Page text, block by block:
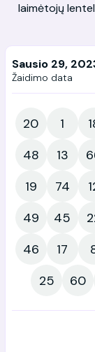
laimėtojų
Sausio 29,
Žaidimo data
20 1
48
13
19
74
49
45
46
17
25
60